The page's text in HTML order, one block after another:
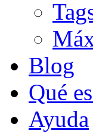
Blog
Qué
Ayuda